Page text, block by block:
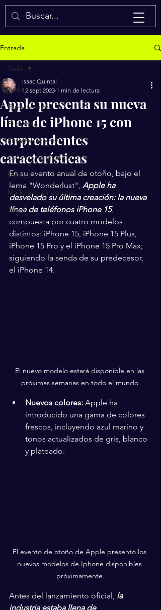
Isaac Quintal
Entrada
Todo
Espectáculos
El mundo
Entretenimiento
Ciencia y tecnología
México
Marketing y negocios
Salud
Todo
Apple presenta su nueva
línea de iPhone 15 con
sorprendentes
características
Isaac Quintal
12 sept 2023 1 min de lectura
En su evento anual de otoño, bajo el
lema "Wonderlust", Apple ha
desvelado su última creación: la nueva
línea de teléfonos iPhone 15,
compuesta por cuatro modelos
distintos: iPhone 15, iPhone 15 Plus,
iPhone 15 Pro y el iPhone 15 Pro Max;
siguiendo la senda de su predecesor,
el iPhone 14.
El nuevo modelo estará disponible en las
próximas semanas en todo el mundo.
Nuevos colores: Apple ha
introducido una gama de colores
frescos, incluyendo azul marino y
tonos actualizados de gris, blanco
y plateado.
El evento de otoño de Apple presentó los
nuevos modelos de Iphone disponibles
próximamente.
Antes del lanzamiento oficial, la
industria estaba llena de